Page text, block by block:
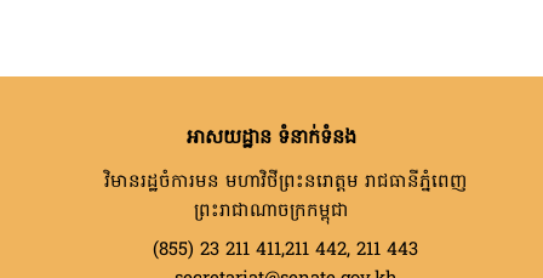
អាសយដ្ឋាន ទំនាក់ទំនង
វិមានរដ្ឋចំការមន មហាវិថីព្រះនរោត្តម រាជធានីភ្នំពេញ
ព្រះរាជាណាចក្រកម្ពុជា
(855) 23 211 411,211 442, 211 443